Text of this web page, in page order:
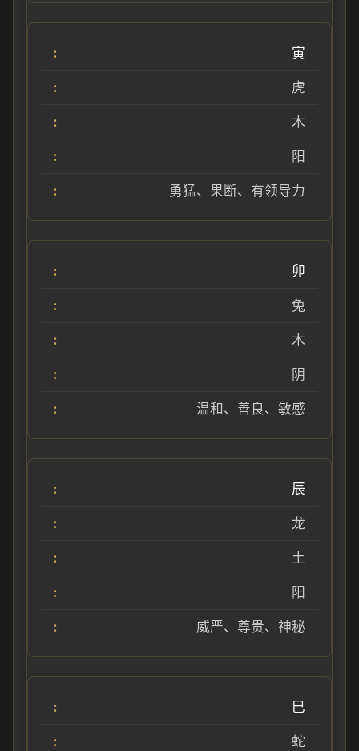
寅
虎
木
阳
勇猛、果断、有领导力
卯
兔
木
阴
温和、善良、敏感
辰
龙
土
阳
威严、尊贵、神秘
巳
蛇